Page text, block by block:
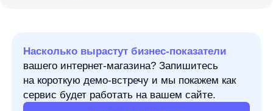
— это не просто удобный
механизм, который помогает улучшить
метрики поиска и конверсии на сайте. При